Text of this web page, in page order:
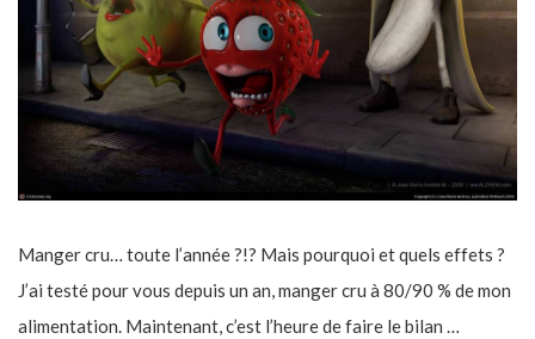
Manger cru… toute l’année ?!? Mais pourquoi et quels effets ?
J’ai testé pour vous depuis un an, manger cru à 80/90 % de mon
alimentation. Maintenant, c’est l’heure de faire le bilan …